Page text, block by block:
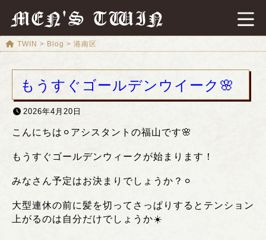
MEN'S TWIN
TWIN > Blog > 港南区
もうすぐゴールデンウイーク🌸
2026年4月20日
こんにちは⚪︎アシスタントの福山です🌸
もうすぐゴールデンウィークが始まります！
みなさん予定はお決まりでしょうか？⚪︎
大型連休の前に髪を切ってさっぱりするとテンション
上がるのは自分だけでしょうか☀️